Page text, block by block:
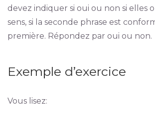
devez indiquer si oui ou non si elles
sens, si la seconde phrase est
première. Répondez par oui ou non.
Exemple d’exercice
Vous lisez: